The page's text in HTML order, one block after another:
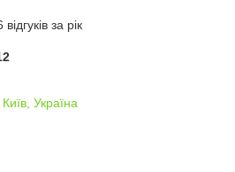
за рік
Україна